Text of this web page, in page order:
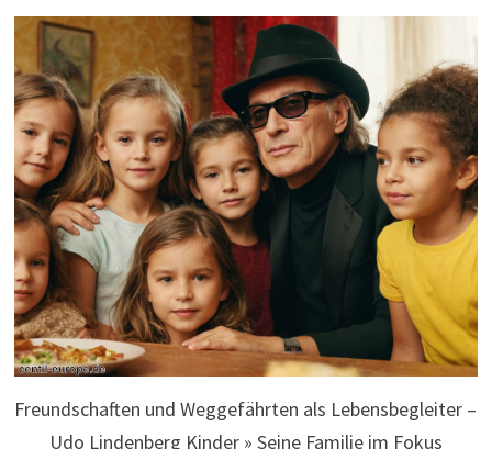
Freundschaften und Weggefährten als Lebensbegleiter –
Udo Lindenberg Kinder » Seine Familie im Fokus